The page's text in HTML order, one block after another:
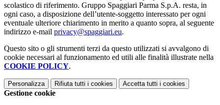
scolastico di riferimento. Gruppo Spaggiari Parma S.p.A. resta, in
ogni caso, a disposizione dell’utente-soggetto interessato per ogni
eventuale ulteriore chiarimento in merito a quanto sopra, al seguente
indirizzo e-mail privacy@spaggiari.eu.
Questo sito o gli strumenti terzi da questo utilizzati si avvalgono di
cookie necessari al funzionamento ed utili alle finalità illustrate nella
COOKIE POLICY.
Personalizza Rifiuta tutti i cookies Accetta tutti i cookies
Gestione cookie